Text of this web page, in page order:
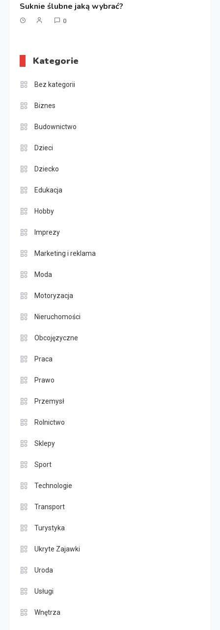
Suknie ślubne jaką wybrać?
0
Kategorie
Bez kategorii
Biznes
Budownictwo
Dzieci
Dziecko
Edukacja
Hobby
Imprezy
Marketing i reklama
Moda
Motoryzacja
Nieruchomości
Obcojęzyczne
Praca
Prawo
Przemysł
Rolnictwo
Sklepy
Sport
Technologie
Transport
Turystyka
Ukryte Zajawki
Uroda
Usługi
Wnętrza